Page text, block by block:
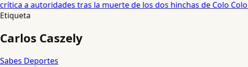
a autoridades tras la muerte de los dos hinchas de Colo Colo •
Etiqueta
Carlos Caszely
Sabes Deportes